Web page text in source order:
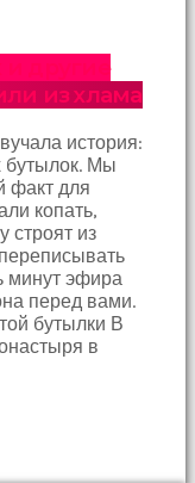
из хлама
история:
бутылок. Мы
факт для
копать,
строят из
минут эфира
перед вами.
бутылки В
в